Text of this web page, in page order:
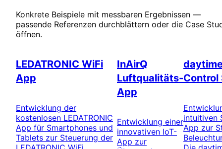
Konkrete Beispiele mit messbaren Ergebnissen —
passende Referenzen durchblättern oder die Case
öffnen.
LEDATRONIC WiFi
App
Entwicklung der
kostenlosen LEDATRONIC
App für Smartphones und
Tablets zur Steuerung der
InAirQ
Luftqualitäts-
App
Entwicklung einer
innovativen IoT-
App zur
Control
intuitiven
App zur